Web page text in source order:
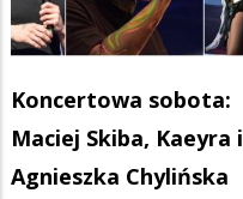
Koncertowa sobota:
Maciej Skiba, Kaeyra i
Agnieszka Chylińska